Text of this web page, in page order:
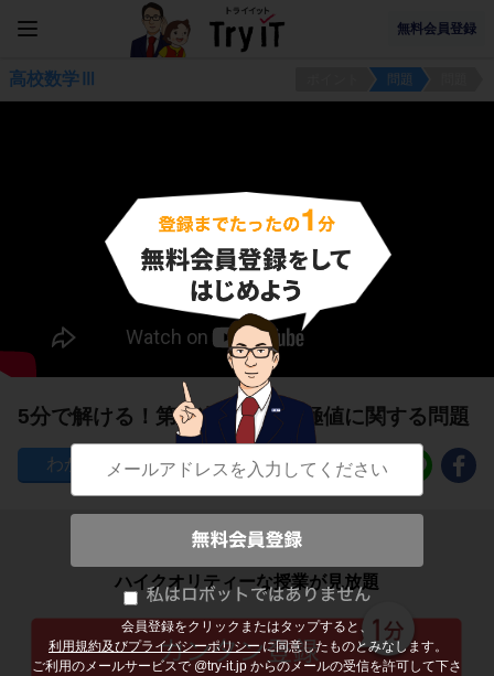
無料会員登録
会員登録をクリックまたはタップすると、
利用規約及びプライバシーポリシー に同意したものとみなします。
ご利用のメールサービスで @try-it.jp からのメールの受信を許可して下さ
高校数学Ⅲ 問題
5分で解ける！第２次導関数と極値に関する問題
15
子どもの勉強から大人の学び直しまで
ハイクオリティーな授業が見放題